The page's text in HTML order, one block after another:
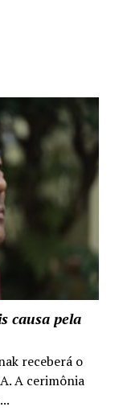
causa pela
receberá o
A cerimônia